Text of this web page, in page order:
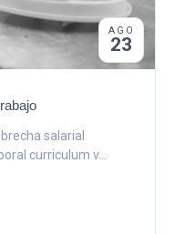
AGO
23
salarial
curriculum v...